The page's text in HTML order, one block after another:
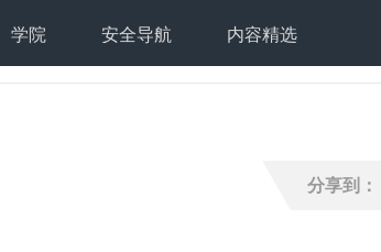
学院 安全导航 内容精选
分享到：